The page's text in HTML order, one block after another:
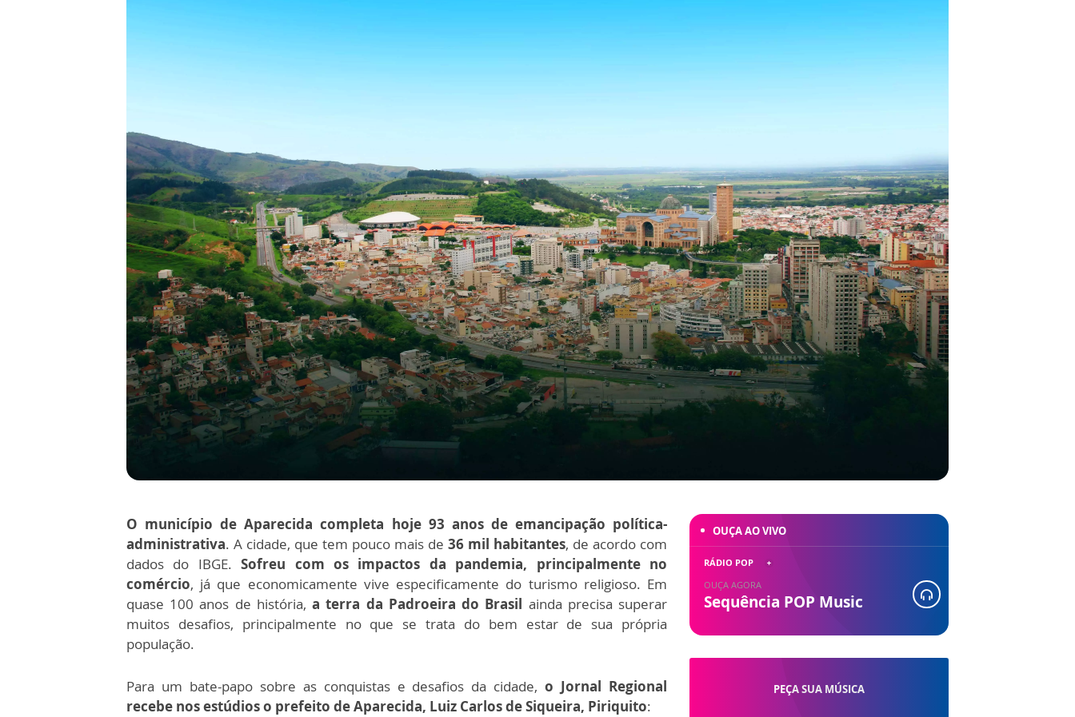
O município de Aparecida completa hoje 93 anos de emancipação política-
administrativa. A cidade, que tem pouco mais de 36 mil habitantes, de acordo com
dados do IBGE.Sofreu com os impactos da pandemia, principalmente no
comércio, já que economicamente vive especificamente do turismo religioso. Em
quase 100 anos de história, a terra da Padroeira do Brasil ainda precisa superar
muitos desafios, principalmente no que se trata do bem estar de sua própria
população.
Para um bate-papo sobre as conquistas e desafios da cidade, o Jornal Regional
recebe nos estúdios o prefeito de Aparecida, Luiz Carlos de Siqueira, Piriquito:
PEÇA SUA MÚSICA
OUÇA AO VIVO
RÁDIO POP
OUÇA AGORA
Sequência POP Music